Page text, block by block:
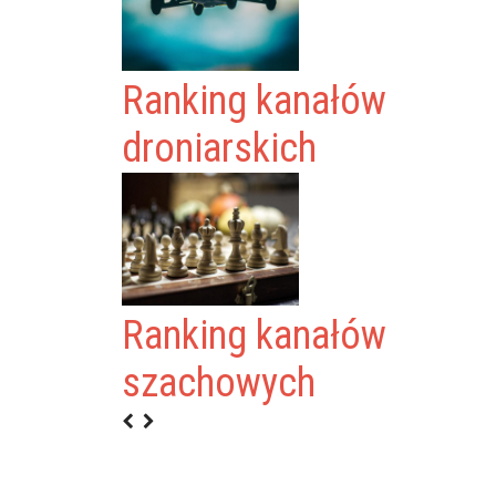
Ranking kanałów
droniarskich
Ranking kanałów
szachowych